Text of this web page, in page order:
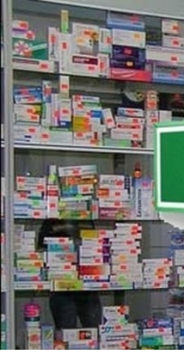
Перейти к основному содержанию